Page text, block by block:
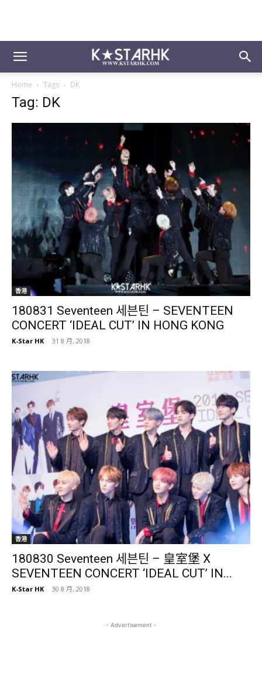
Home Tags DK
Tag: DK
香港
180831 Seventeen 세븐틴 – SEVENTEEN
CONCERT ‘IDEAL CUT’ IN HONG KONG
K-Star HK - 31 8 月, 2018
香港
180830 Seventeen 세븐틴 – 皇室堡 X
SEVENTEEN CONCERT ‘IDEAL CUT’ IN...
K-Star HK - 30 8 月, 2018
- Advertisement -